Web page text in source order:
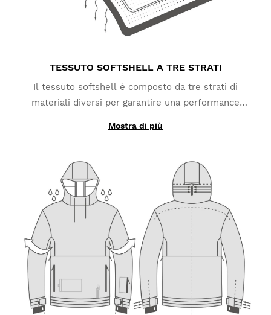
TESSUTO SOFTSHELL A TRE STRATI
Il tessuto softshell è composto da tre strati di
materiali diversi per garantire una performance
è realizzato con una membrana di TPU che ti
protegge dal vento e lascia traspirare l'umidità,
allontanandola dalla pelle. Lo strato interno offre un
isolamento termico eccellente grazie al suo tessuto
in micro-pile di poliestere che aiuta a trattenere il
calore corporeo.
Mostra di più